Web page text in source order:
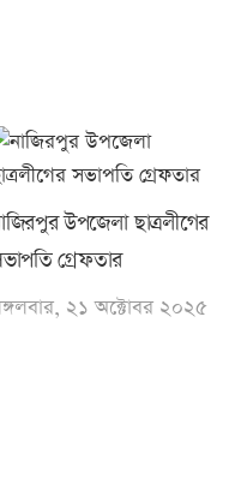
উপজেলা ছাত্রলীগের
গ্রেফতার
২১ অক্টোবর ২০২৫